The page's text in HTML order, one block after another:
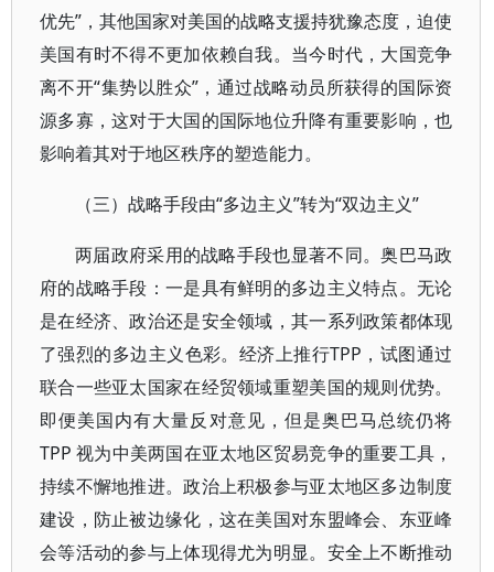
优先”，其他国家对美国的战略支援持犹豫态度，迫使
美国有时不得不更加依赖自我。当今时代，大国竞争
离不开“集势以胜众”，通过战略动员所获得的国际资
源多寡，这对于大国的国际地位升降有重要影响，也
影响着其对于地区秩序的塑造能力。
（三）战略手段由“多边主义”转为“双边主义”
两届政府采用的战略手段也显著不同。奥巴马政
府的战略手段：一是具有鲜明的多边主义特点。无论
是在经济、政治还是安全领域，其一系列政策都体现
了强烈的多边主义色彩。经济上推行TPP，试图通过
联合一些亚太国家在经贸领域重塑美国的规则优势。
即便美国内有大量反对意见，但是奥巴马总统仍将
TPP 视为中美两国在亚太地区贸易竞争的重要工具，
持续不懈地推进。政治上积极参与亚太地区多边制度
建设，防止被边缘化，这在美国对东盟峰会、东亚峰
会等活动的参与上体现得尤为明显。安全上不断推动